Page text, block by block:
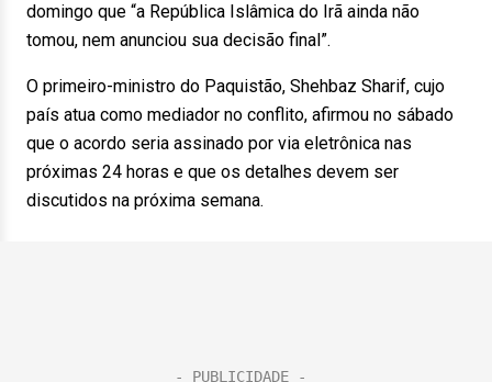
domingo que “a República Islâmica do Irã ainda não
tomou, nem anunciou sua decisão final”.
O primeiro-ministro do Paquistão, Shehbaz Sharif, cujo
país atua como mediador no conflito, afirmou no sábado
que o acordo seria assinado por via eletrônica nas
próximas 24 horas e que os detalhes devem ser
discutidos na próxima semana.